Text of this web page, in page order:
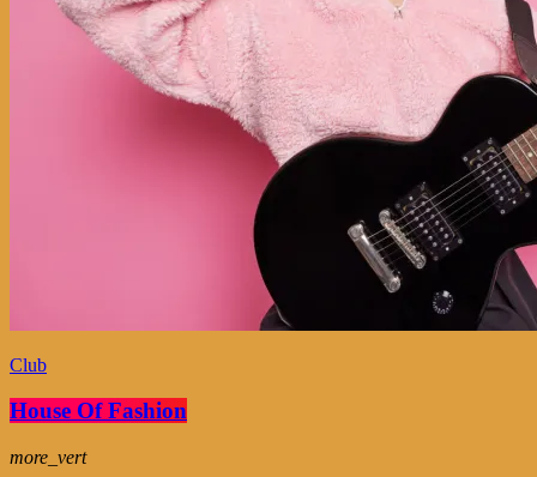
Club
House Of Fashion
more_vert